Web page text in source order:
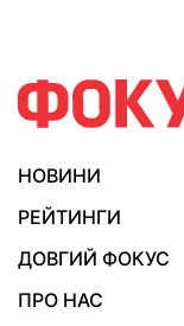
НОВИНИ
РЕЙТИНГИ
ДОВГИЙ ФОКУС
ПРО НАС